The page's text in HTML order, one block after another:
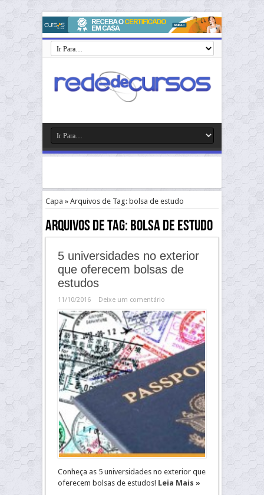
Capa » Arquivos de Tag: bolsa de estudo
Arquivos de Tag:bolsa de estudo
5 universidades no exterior
que oferecem bolsas de
estudos
11/10/2016 Deixe um comentário
Conheça as 5 universidades no exterior que
oferecem bolsas de estudos! Leia Mais »